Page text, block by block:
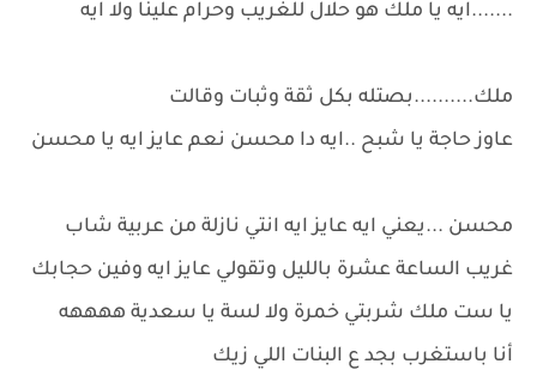
.......ايه يا ملك هو حلال للغريب وحرام علينا ولا ايه
ملك..........بصتله بكل ثقة وثبات وقالت
عاوز حاجة يا شبح ..ايه دا محسن نعم عايز ايه يا محسن
محسن ...يعني ايه عايز ايه انتي نازلة من عربية شاب
غريب الساعة عشرة بالليل وتقولي عايز ايه وفين حجابك
يا ست ملك شربتي خمرة ولا لسة يا سعدية ههههه
أنا باستغرب بجد ع البنات اللي زيك